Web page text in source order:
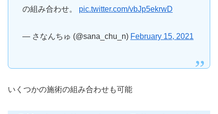
の組み合わせ。 pic.twitter.com/vbJp5ekrwD
— さなんちゅ (@sana_chu_n) February 15, 2021
いくつかの施術の組み合わせも可能